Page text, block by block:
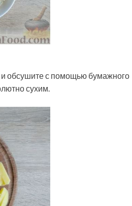
и обсушите с помощью бумажного
сухим.